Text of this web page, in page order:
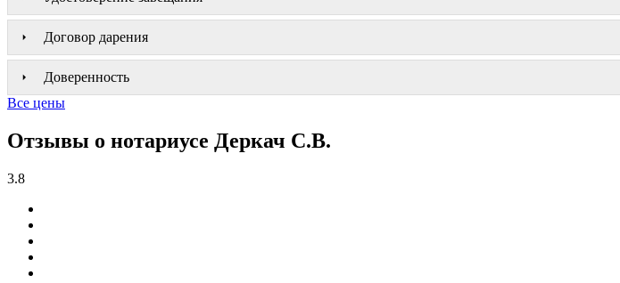
Договор дарения
Доверенность
Все цены
Отзывы о нотариусе Деркач С.В.
3.8